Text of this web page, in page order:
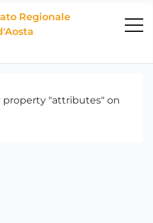
Regionale
"attributes" on